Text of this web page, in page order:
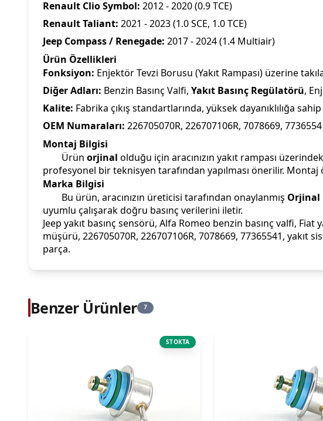
Renault Clio Symbol: 2012 - 2020 (0.9 TCE)
Renault Taliant: 2021 - 2023 (1.0 SCE, 1.0 TCE)
Jeep Compass / Renegade: 2017 - 2024 (1.4 Multiair)
Ürün Özellikleri
Fonksiyon: Enjektör Tevzi Borusu (Yakıt Rampası) üzerine
Diğer Adları: Benzin Basınç Valfi, Yakıt Basınç Regülatörü,
Kalite: Fabrika çıkış standartlarında, yüksek dayanıklılığa sahip
OEM Numaraları: 226705070R, 226707106R, 7078669,
Montaj Bilgisi
Ürün orjinal olduğu için aracınızın yakıt rampası
profesyonel bir teknisyen tarafından yapılması önerilir. Montaj
Marka Bilgisi
Bu ürün, aracınızın üreticisi tarafından onaylanmış Orjinal
uyumlu çalışarak doğru basınç verilerini iletir.
Jeep yakıt basınç sensörü, Alfa Romeo benzin basınç valfi,
müşürü, 226705070R, 226707106R, 7078669, 77365541,
parça.
Benzer Ürünler 7
STOKTA